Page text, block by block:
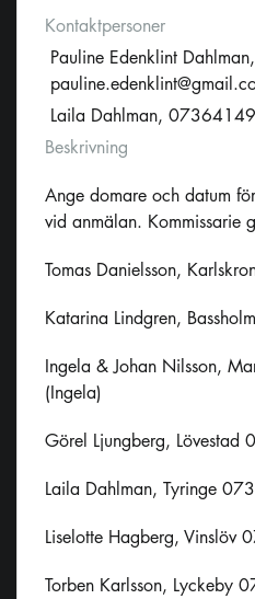
Kontaktpersoner
Pauline Edenklint Dahlman,
Laila Dahlman,
Beskrivning
Ange domare och datum
vid anmälan. Kommissarie
Tomas Danielsson,
Katarina Lindgren,
Ingela & Johan Nilsson,
(Ingela)
Görel Ljungberg,
Laila Dahlman, Tyringe
Liselotte Hagberg, Vinslöv
Torben Karlsson, Lyckeby